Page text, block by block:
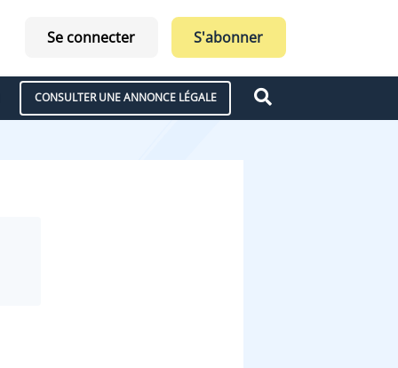
Se connecter S'abonner
CONSULTER UNE ANNONCE LÉGALE